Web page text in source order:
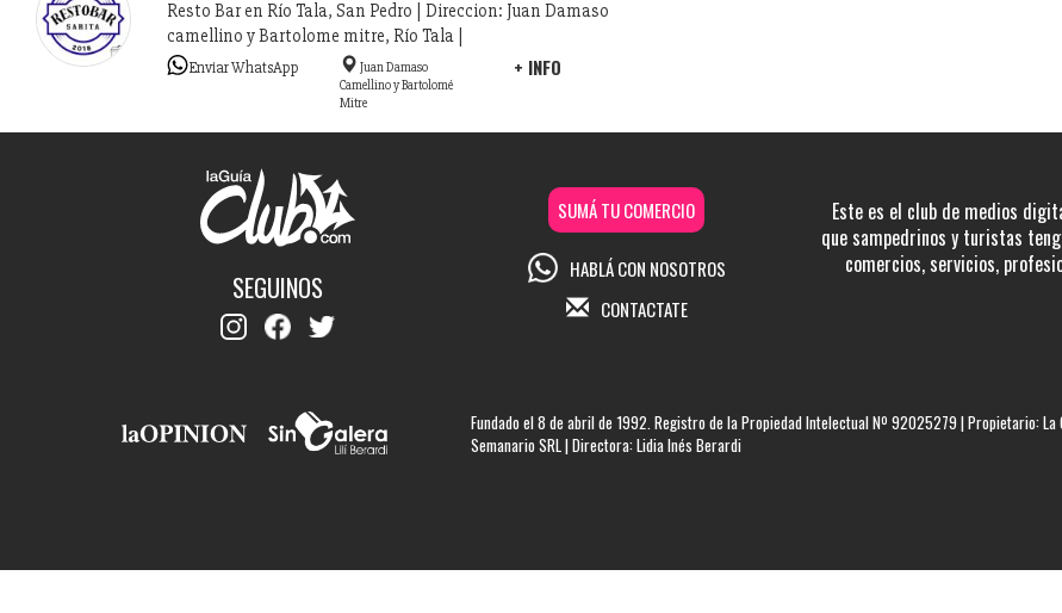
Resto Bar en Río Tala, San Pedro | Direccion: Juan Damaso
camellino y Bartolome mitre, Río Tala |
Enviar WhatsApp
Juan Damaso
Camellino y Bartolomé
Mitre
+ INFO
SEGUINOS
SUMÁ TU COMERCIO
HABLÁ CON NOSOTROS
CONTACTATE
Este es el club de medios
que sampedrinos y turistas
comercios, servicios,
Fundado el 8 de abril de 1992. Registro de la Propiedad Intelectual Nº 92025279 | Propietario: La
Semanario SRL | Directora: Lidia Inés Berardi